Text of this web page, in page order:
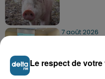
7 août 2026
France
Le respect de